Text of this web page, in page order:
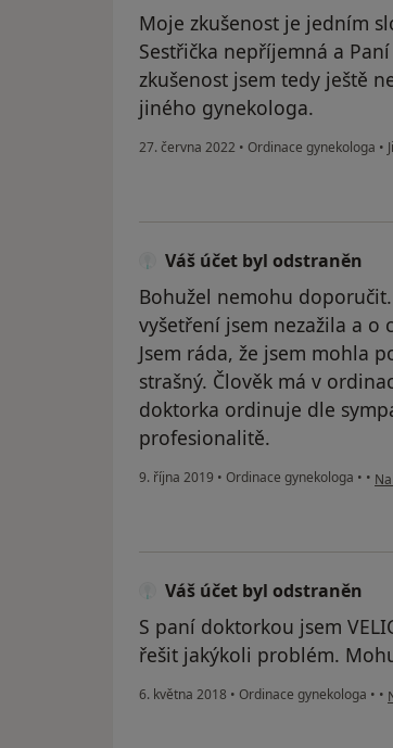
Moje zkušenost je jedním
Sestřička nepříjemná a
zkušenost jsem tedy ještě
jiného gynekologa.
27. června 2022 • Ordinace gynekologa •
Váš účet byl odstraněn
Bohužel nemohu
vyšetření jsem nezažila a o
Jsem ráda, že jsem mohla
strašný. Člověk má v
doktorka ordinuje dle
profesionalitě.
9. října 2019 • Ordinace gynekologa • •
Váš účet byl odstraněn
S paní doktorkou jsem
řešit jakýkoli problém.
6. května 2018 • Ordinace gynekologa • •